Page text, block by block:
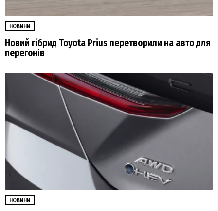
НОВИНИ
Новий гібрид Toyota Prius перетворили на авто для
перегонів
НОВИНИ